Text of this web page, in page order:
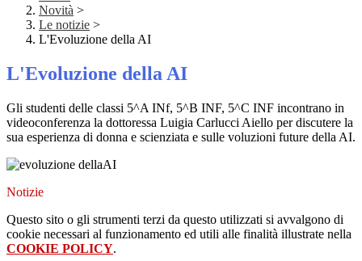
Novità >
Le notizie >
L'Evoluzione della AI
L'Evoluzione della AI
Gli studenti delle classi 5^A INf, 5^B INF, 5^C INF incontrano in
videoconferenza la dottoressa Luigia Carlucci Aiello per discutere la
sua esperienza di donna e scienziata e sulle voluzioni future della AI.
Notizie
Questo sito o gli strumenti terzi da questo utilizzati si avvalgono di
cookie necessari al funzionamento ed utili alle finalità illustrate nella
COOKIE POLICY.